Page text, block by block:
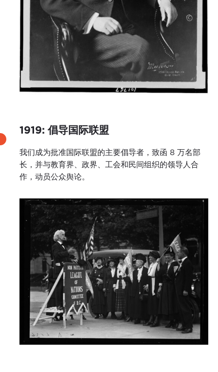
1919: 倡导国际联盟
我们成为批准国际联盟的主要倡导者，致函 8 万名部
长，并与教育界、政界、工会和民间组织的领导人合
作，动员公众舆论。